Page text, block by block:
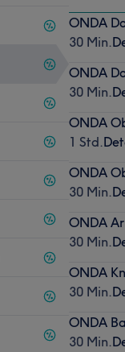
ONDA
30 Min.
ONDA
30 Min.
ONDA
1 Std.
ONDA
30 Min.
ONDA
30 Min.
ONDA
30 Min.
ONDA
30 Min.